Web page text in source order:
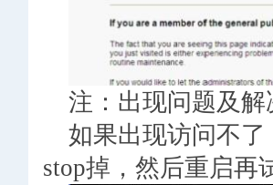
注：出现问题及解
如果出现访问不
stop掉，然后重启再